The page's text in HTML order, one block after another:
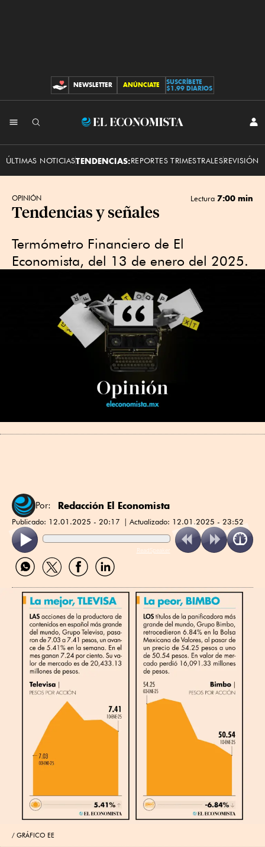
CONTRIBUCIONES
NEWSLETTER ANÚNCIATE
SUSCRÍBETE
$1.99 DIARIOS
El
ÚLTIMAS NOTICIASTENDENCIAS:REPORTES TRIMESTRALESREVISIÓN
OPINIÓN Lectura 7:00 min
Tendencias y señales
Termómetro Financiero de El
Economista, del 13 de enero del 2025.
Por: Redacción El Economista
Publicado: 12.01.2025 - 20:17 Actualizado: 12.01.2025 - 23:52
ReadSpeaker
Compartir
por
Compartir
por
Compartir
por
Compartir
por
GRÁFICO EE